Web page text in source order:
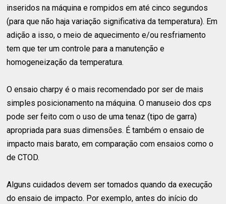
inseridos na máquina e rompidos em até cinco segundos
(para que não haja variação significativa da temperatura). Em
adição a isso, o meio de aquecimento e/ou resfriamento
tem que ter um controle para a manutenção e
homogeneização da temperatura.
O ensaio charpy é o mais recomendado por ser de mais
simples posicionamento na máquina. O manuseio dos cps
pode ser feito com o uso de uma tenaz (tipo de garra)
apropriada para suas dimensões. É também o ensaio de
impacto mais barato, em comparação com ensaios como o
de CTOD.
Alguns cuidados devem ser tomados quando da execução
do ensaio de impacto. Por exemplo, antes do início do